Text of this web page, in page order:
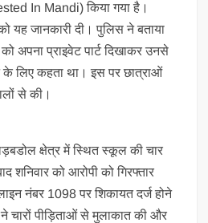
In Mandi) किया गया है।
यह जानकारी दी। पुलिस ने बताया
अपना प्राइवेट पार्ट दिखाकर उनसे
के लिए कहता था। इस पर छात्राओं
से की।
क्षेत्र में स्थित स्कूल की चार
शनिवार को आरोपी को गिरफ्तार
नंबर 1098 पर शिकायत दर्ज होने
चारों पीड़िताओं से मुलाकात की और